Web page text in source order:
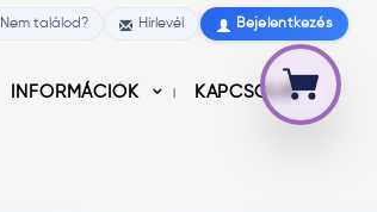
Nem találod? Hírlevél Bejelentkezés
INFORMÁCIÓK KAPCSOLAT